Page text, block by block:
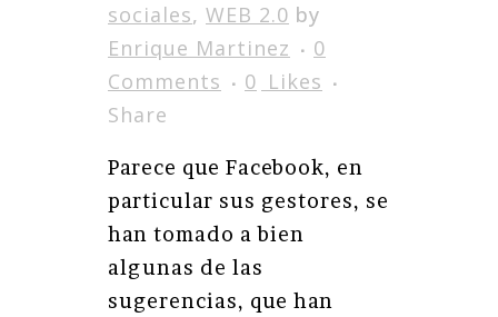
sociales, WEB 2.0 by
Enrique Martinez
0
Comments
0 Likes
Share
Parece que Facebook, en
particular sus gestores, se
han tomado a bien
algunas de las
sugerencias, que han